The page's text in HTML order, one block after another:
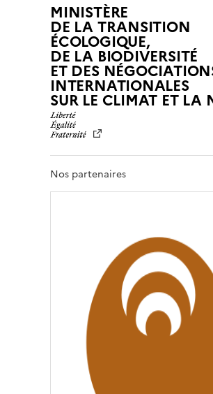
MINISTÈRE
DE LA TRANSITION
ÉCOLOGIQUE,
DE LA BIODIVERSITÉ
ET DES
INTERNATIONALES
SUR LE CLIMAT ET LA
Nos partenaires